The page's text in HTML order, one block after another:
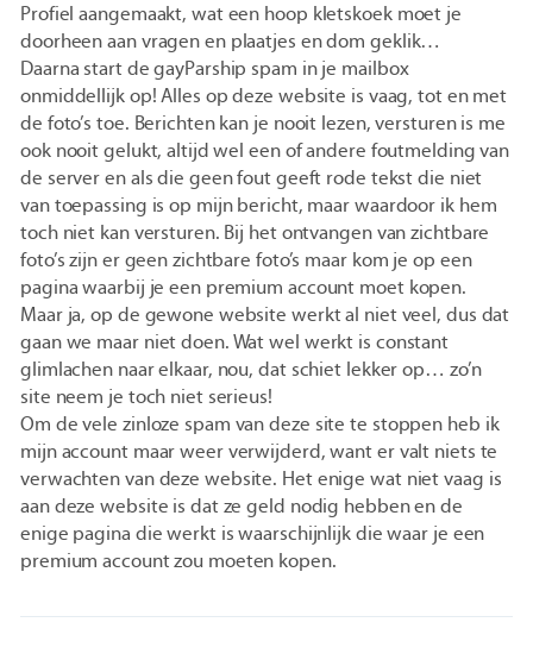
Profiel aangemaakt, wat een hoop kletskoek moet je
doorheen aan vragen en plaatjes en dom geklik…
Daarna start de gayParship spam in je mailbox
onmiddellijk op! Alles op deze website is vaag, tot en met
de foto’s toe. Berichten kan je nooit lezen, versturen is me
ook nooit gelukt, altijd wel een of andere foutmelding van
de server en als die geen fout geeft rode tekst die niet
van toepassing is op mijn bericht, maar waardoor ik hem
toch niet kan versturen. Bij het ontvangen van zichtbare
foto’s zijn er geen zichtbare foto’s maar kom je op een
pagina waarbij je een premium account moet kopen.
Maar ja, op de gewone website werkt al niet veel, dus dat
gaan we maar niet doen. Wat wel werkt is constant
glimlachen naar elkaar, nou, dat schiet lekker op… zo’n
site neem je toch niet serieus!
Om de vele zinloze spam van deze site te stoppen heb ik
mijn account maar weer verwijderd, want er valt niets te
verwachten van deze website. Het enige wat niet vaag is
aan deze website is dat ze geld nodig hebben en de
enige pagina die werkt is waarschijnlijk die waar je een
premium account zou moeten kopen.